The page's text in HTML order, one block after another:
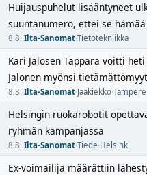
Huijauspuhelut lisääntyneet
suuntanumero, ettei se hämää
8.8.·Ilta-Sanomat·Tietotekniikka
Kari Jalosen Tappara voitti
Jalonen myönsi
8.8.·Ilta-Sanomat·Jääkiekko·Tampere
Helsingin ruokarobotit
ryhmän kampanjassa
8.8.·Ilta-Sanomat·Tiede·Helsinki
Ex-voimailija määrättiin